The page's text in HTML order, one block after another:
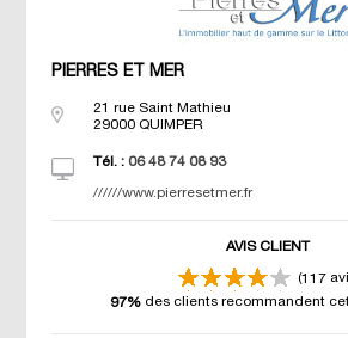
PIERRES ET MER
21 rue Saint Mathieu
29000 QUIMPER
Tél. : 06 48 74 08 93
//////www.pierresetmer.fr
AVIS CLIENT
(117
97%des clients recommandent